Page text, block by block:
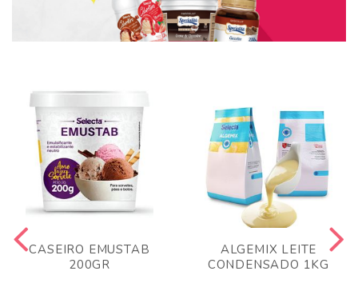
CASEIRO EMUSTAB
200GR
ALGEMIX LEITE
CONDENSADO 1KG